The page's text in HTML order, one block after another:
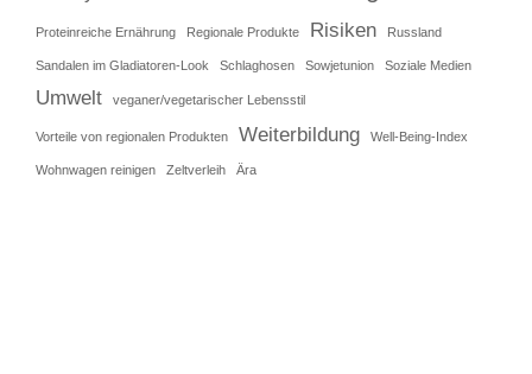
Proteinreiche Ernährung Regionale Produkte Risiken Russland
Sandalen im Gladiatoren-Look Schlaghosen Sowjetunion Soziale Medien
Umwelt veganer/vegetarischer Lebensstil
Vorteile von regionalen Produkten Weiterbildung Well-Being-Index
Wohnwagen reinigen Zeltverleih Ära